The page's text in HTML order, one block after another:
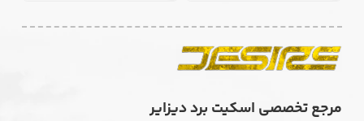
مرجع تخصصی اسکیت برد دیزایر